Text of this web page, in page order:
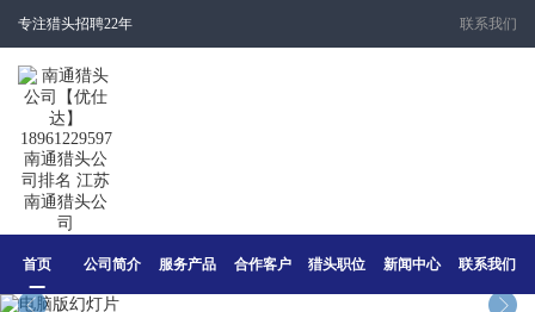
专注猎头招聘22年 联系我们
首页 公司简介 服务产品 合作客户 猎头职位 新闻中心 联系我们